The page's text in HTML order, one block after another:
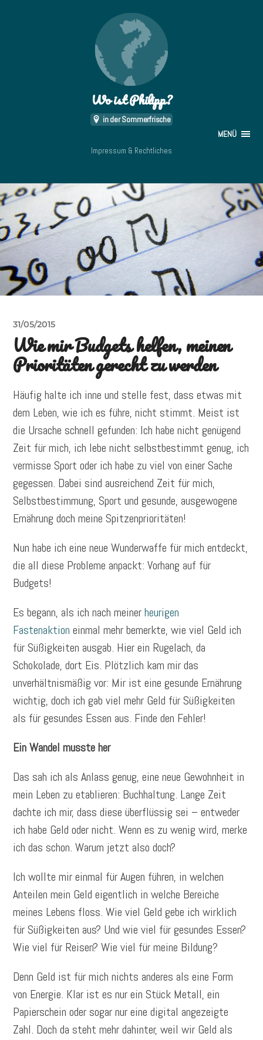
Wo ist Philipp?
in der Sommerfrische
MENÜ
Impressum & Rechtliches
31/05/2015
Wie mir Budgets helfen, meinen
Prioritäten gerecht zu werden
Häufig halte ich inne und stelle fest, dass etwas mit
dem Leben, wie ich es führe, nicht stimmt. Meist ist
die Ursache schnell gefunden: Ich habe nicht genügend
Zeit für mich, ich lebe nicht selbstbestimmt genug, ich
vermisse Sport oder ich habe zu viel von einer Sache
gegessen. Dabei sind ausreichend Zeit für mich,
Selbstbestimmung, Sport und gesunde, ausgewogene
Ernährung doch meine Spitzenprioritäten!
Nun habe ich eine neue Wunderwaffe für mich entdeckt,
die all diese Probleme anpackt: Vorhang auf für
Budgets!
Es begann, als ich nach meinerheurigen
Fastenaktion einmal mehr bemerkte, wie viel Geld ich
für Süßigkeiten ausgab. Hier ein Rugelach, da
Schokolade, dort Eis. Plötzlich kam mir das
unverhältnismäßig vor: Mir ist eine gesunde Ernährung
wichtig, doch ich gab viel mehr Geld für Süßigkeiten
als für gesundes Essen aus. Finde den Fehler!
Ein Wandel musste her
Das sah ich als Anlass genug, eine neue Gewohnheit in
mein Leben zu etablieren: Buchhaltung. Lange Zeit
dachte ich mir, dass diese überflüssig sei – entweder
ich habe Geld oder nicht. Wenn es zu wenig wird, merke
ich das schon. Warum jetzt also doch?
Ich wollte mir einmal für Augen führen, in welchen
Anteilen mein Geld eigentlich in welche Bereiche
meines Lebens floss. Wie viel Geld gebe ich wirklich
für Süßigkeiten aus? Und wie viel für gesundes Essen?
Wie viel für Reisen? Wie viel für meine Bildung?
Denn Geld ist für mich nichts anderes als eine Form
von Energie. Klar ist es nur ein Stück Metall, ein
Papierschein oder sogar nur eine digital angezeigte
Zahl. Doch da steht mehr dahinter, weil wir Geld als